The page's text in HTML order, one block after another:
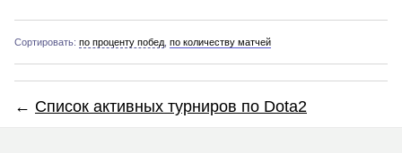
Сортировать: по проценту побед по количеству матчей
← Список активных турниров по Dota2